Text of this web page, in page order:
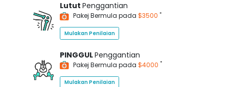
Lutut Penggantian
Pakej Bermula pada $3500 *
Mulakan Penilaian
PINGGULPenggantian
Pakej Bermula pada $4000 *
Mulakan Penilaian